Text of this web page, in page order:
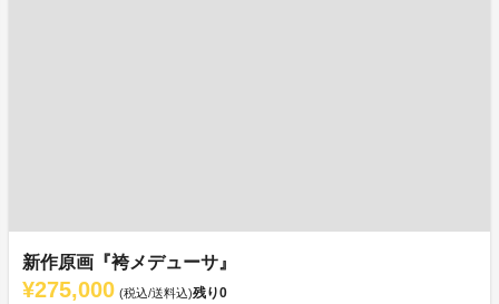
新作原画『袴メデューサ』
¥275,000 (税込/送料込)残り0